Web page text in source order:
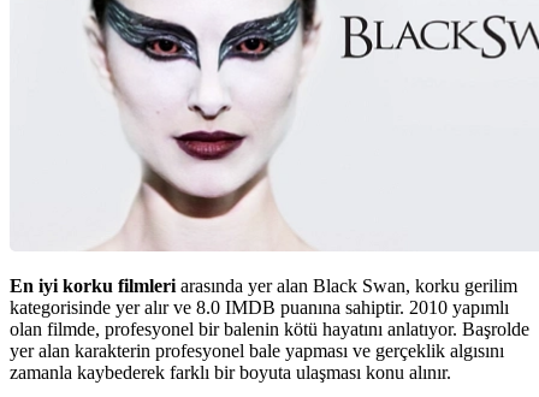
En iyi korku filmleri arasında yer alan Black Swan, korku gerilim
kategorisinde yer alır ve 8.0 IMDB puanına sahiptir. 2010 yapımlı
olan filmde, profesyonel bir balenin kötü hayatını anlatıyor. Başrolde
yer alan karakterin profesyonel bale yapması ve gerçeklik algısını
zamanla kaybederek farklı bir boyuta ulaşması konu alınır.